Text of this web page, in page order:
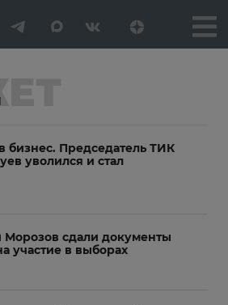
бизнес. Председатель ТИК
уволился и стал
сдали документы
участие в выборах